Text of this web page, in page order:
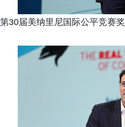
第30届美纳里尼国际公平竞赛奖